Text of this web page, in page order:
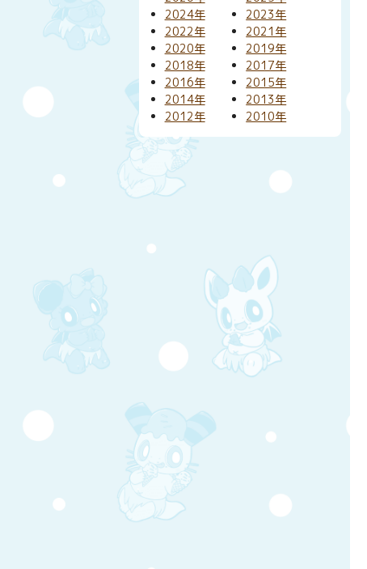
2024年
2023年
2022年
2021年
2020年
2019年
2018年
2017年
2016年
2015年
2014年
2013年
2012年
2010年